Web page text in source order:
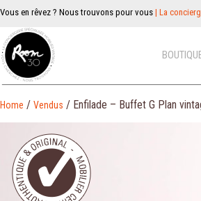
Vous en rêvez ? Nous trouvons pour vous | La
Home / Vendus / Enfilade – Buffet G Plan